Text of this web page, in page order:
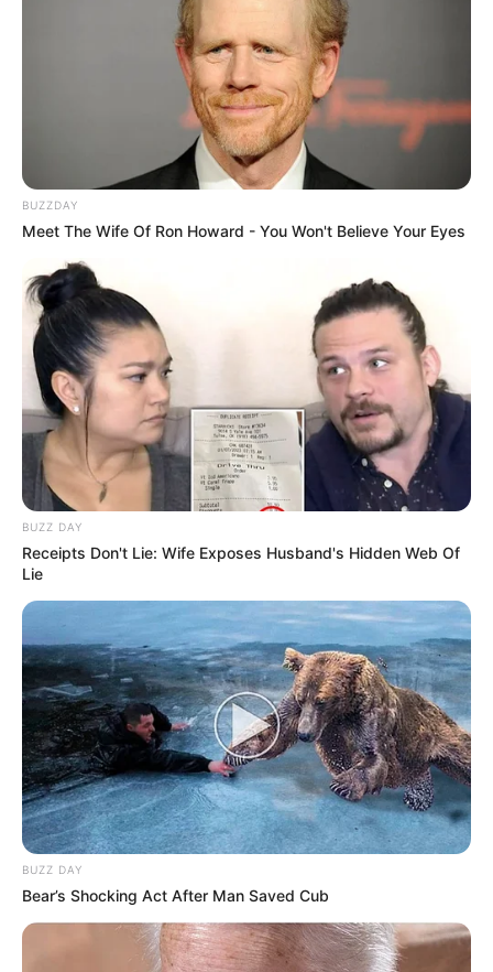
BUZZDAY
Meet The Wife Of Ron Howard - You Won't Believe Your Eyes
BUZZ DAY
Receipts Don't Lie: Wife Exposes Husband's Hidden Web Of
Lie
BUZZ DAY
Bear’s Shocking Act After Man Saved Cub